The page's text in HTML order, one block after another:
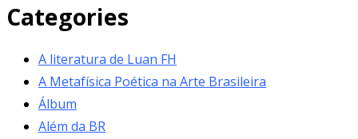
Categories
A literatura de Luan FH
A Metafísica Poética na Arte Brasileira
Álbum
Além da BR